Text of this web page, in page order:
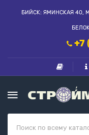
БИЙСК: ЯМИНСКАЯ 40,
+7